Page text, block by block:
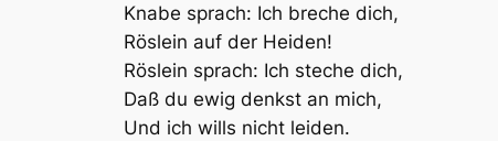
Knabe sprach: Ich breche dich,
Röslein auf der Heiden!
Röslein sprach: Ich steche dich,
Daß du ewig denkst an mich,
Und ich wills nicht leiden.